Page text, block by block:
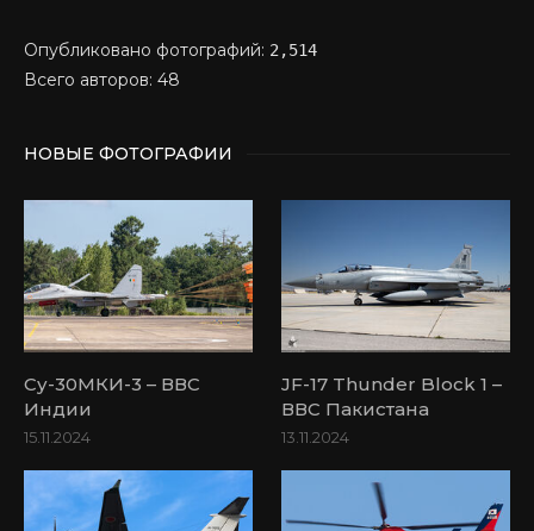
Опубликовано фотографий: 2,514
Всего авторов: 48
НОВЫЕ ФОТОГРАФИИ
Су-30МКИ-3 – ВВС
Индии
15.11.2024
JF-17 Thunder Block 1 –
ВВС Пакистана
13.11.2024